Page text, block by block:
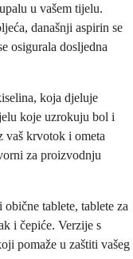
u vašem tijelu.
današnji aspirin se
osigurala dosljedna
koja djeluje
koje uzrokuju bol i
vaš krvotok i ometa
za proizvodnju
tablete, tablete za
i čepiće. Verzije s
pomaže u zaštiti vašeg